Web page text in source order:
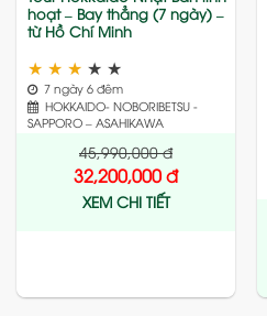
hoạt – Bay thẳng (7 ngày) –
từ Hồ Chí Minh
★ ★ ★ ★ ★
7 ngày 6 đêm
HOKKAIDO- NOBORIBETSU -
SAPPORO – ASAHIKAWA
45,990,000đ
32,200,000đ
XEM CHI TIẾT